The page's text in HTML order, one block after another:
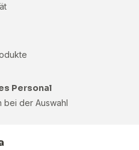
Personal
bei der Auswahl